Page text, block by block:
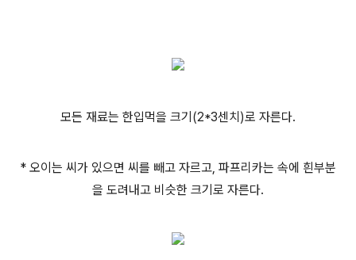
모든 재료는 한입먹을 크기(2*3센치)로 자른다.
* 오이는 씨가 있으면 씨를 빼고 자르고, 파프리카는 속에 흰부분
을 도려내고 비슷한 크기로 자른다.